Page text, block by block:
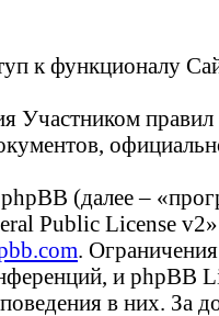
к функционалу
Участником
(далее –
Public License v2»
.
и phpBB
в них. За